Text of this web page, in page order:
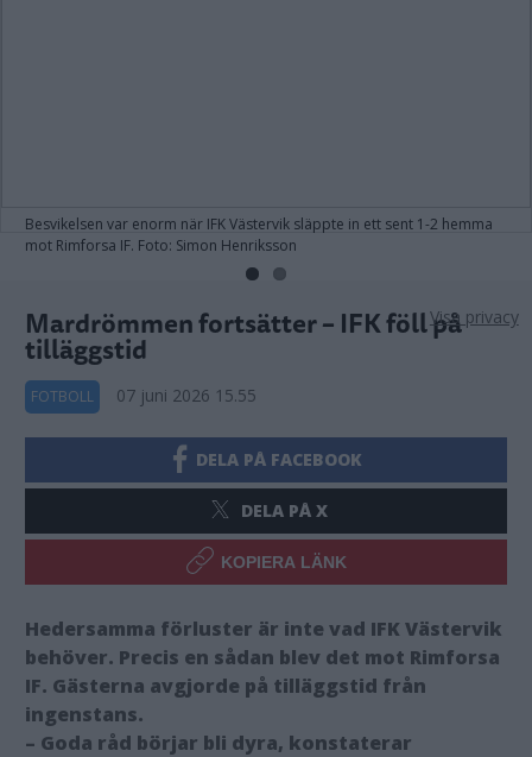
Besvikelsen var enorm när IFK Västervik släppte in ett sent 1-2 hemma
mot Rimforsa IF. Foto: Simon Henriksson
Mardrömmen fortsätter – IFK föll på
tilläggstid
FOTBOLL 07 juni 2026 15.55
DELA PÅ FACEBOOK
DELA PÅ X
KOPIERA LÄNK
Hedersamma förluster är inte vad IFK Västervik
behöver. Precis en sådan blev det mot Rimforsa
IF. Gästerna avgjorde på tilläggstid från
ingenstans.
– Goda råd börjar bli dyra, konstaterar
Visa privacy